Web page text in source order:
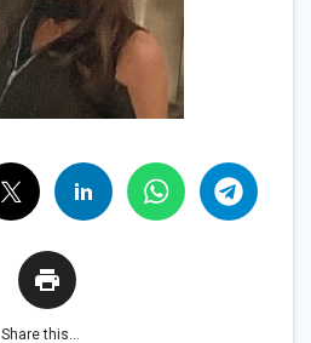
Share this...